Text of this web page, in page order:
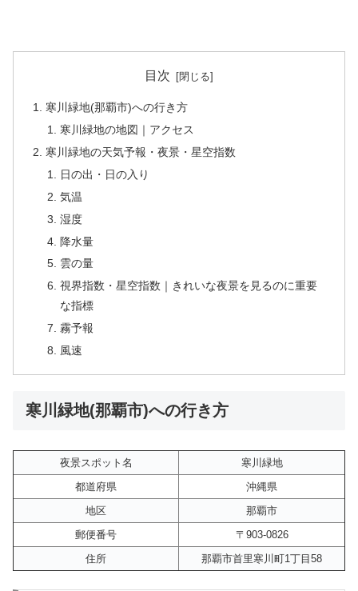
目次
寒川緑地(那覇市)への行き方
寒川緑地の地図｜アクセス
寒川緑地の天気予報・夜景・星空指数
日の出・日の入り
気温
湿度
降水量
雲の量
視界指数・星空指数｜きれいな夜景を見るのに重要
な指標
霧予報
風速
寒川緑地(那覇市)への行き方
夜景スポット名
寒川緑地
都道府県
沖縄県
地区
那覇市
郵便番号
〒903-0826
住所
那覇市首里寒川町1丁目58